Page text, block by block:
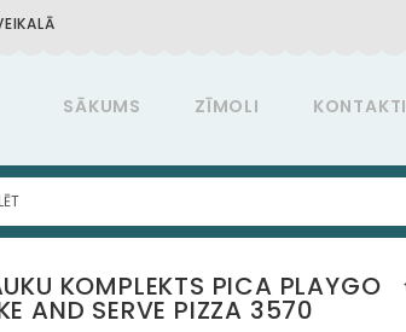
SĀKUMS ZĪMOLI KONTAKTI
KOMPLEKTS PICA PLAYGO
AND SERVE PIZZA 3570